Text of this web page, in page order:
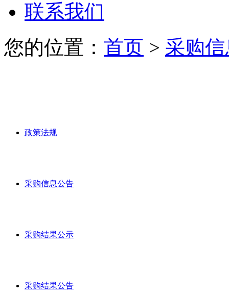
联系我们
您的位置： 首页 > 采购
政策法规
采购信息公告
采购结果公示
采购结果公告